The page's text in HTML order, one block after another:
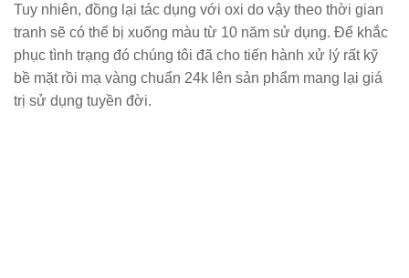
Tuy nhiên, đồng lại tác dụng với oxi do vậy theo thời gian
tranh sẽ có thể bị xuống màu từ 10 năm sử dụng. Để khắc
phục tình trạng đó chúng tôi đã cho tiến hành xử lý rất kỹ
bề mặt rồi mạ vàng chuẩn 24k lên sản phẩm mang lại giá
trị sử dụng tuyền đời.